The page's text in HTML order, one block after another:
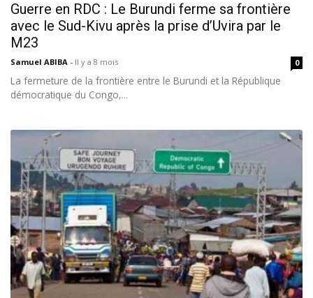
Guerre en RDC : Le Burundi ferme sa frontière
avec le Sud-Kivu après la prise d’Uvira par le
M23
Samuel ABIBA - Il y a 8 mois 0
La fermeture de la frontière entre le Burundi et la République
démocratique du Congo,...